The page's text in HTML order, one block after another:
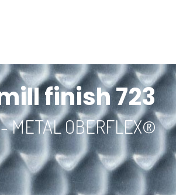
finish 723
METAL OBERFLEX®